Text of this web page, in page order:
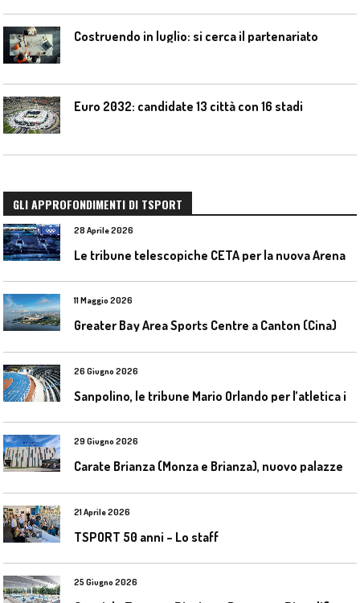
Costruendo in luglio: si cerca il partenariato
Euro 2032: candidate 13 città con 16 stadi
GLI APPROFONDIMENTI DI TSPORT
28 Aprile 2026
11 Maggio 2026
Greater Bay Area Sports Centre a Canton (Cina)
26 Giugno 2026
29 Giugno 2026
21 Aprile 2026
TSPORT 50 anni – Lo staff
25 Giugno 2026